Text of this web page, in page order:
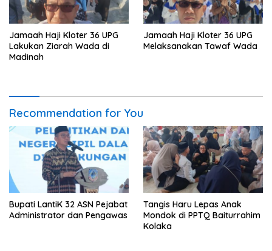
Jamaah Haji Kloter 36 UPG
Lakukan Ziarah Wada di
Madinah
Jamaah Haji Kloter 36 UPG
Melaksanakan Tawaf Wada
Recommendation for You
Bupati LantiK 32 ASN Pejabat
Administrator dan Pengawas
Tangis Haru Lepas Anak
Mondok di PPTQ Baiturrahim
Kolaka